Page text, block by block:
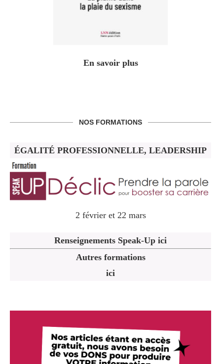
En savoir plus
NOS FORMATIONS
ÉGALITÉ PROFESSIONNELLE, LEADERSHIP
2 février et 22 mars
Renseignements Speak-Up ici
Autres formations
ici